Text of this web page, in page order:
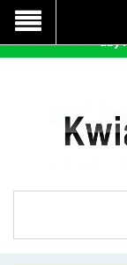
Nasza strona
prawidłowego
aby